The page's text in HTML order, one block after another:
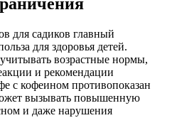
для садиков главный
для здоровья детей.
возрастные нормы,
и рекомендации
с кофеином противопоказан
вызывать повышенную
и даже нарушения